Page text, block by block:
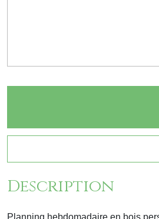
Description
Planning hebdomadaire en bois